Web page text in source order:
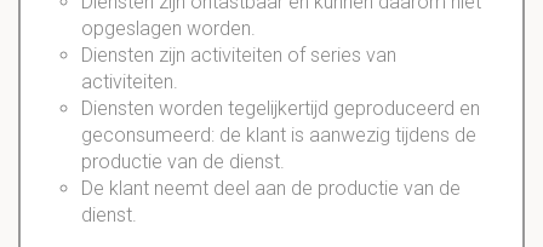
opgeslagen worden.
Diensten zijn activiteiten of series van
activiteiten.
Diensten worden tegelijkertijd geproduceerd en
geconsumeerd: de klant is aanwezig tijdens de
productie van de dienst.
De klant neemt deel aan de productie van de
dienst.